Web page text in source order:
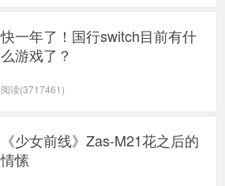
快一年了！国行switch目前有什
么游戏了？
阅读(3717461)
《少女前线》Zas-M21花之后的
情愫